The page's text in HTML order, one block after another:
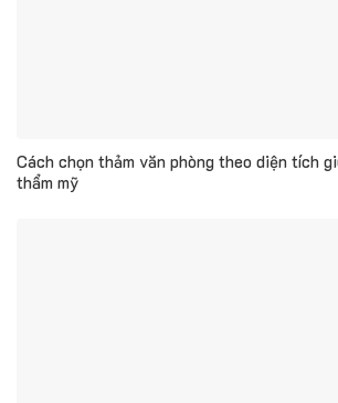
Cách chọn thảm văn phòng theo diện tích
thẩm mỹ